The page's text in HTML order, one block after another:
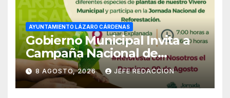
AYUNTAMIENTO LÁZARO CÁRDENAS
Gobierno Municipal Invita a
Campaña Nacional de
Reforestación
8 AGOSTO, 2026 JEFE REDACCION